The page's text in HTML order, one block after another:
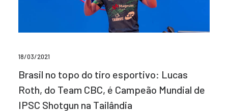
18/03/2021
Brasil no topo do tiro esportivo: Lucas
Roth, do Team CBC, é Campeão Mundial de
IPSC Shotgun na Tailândia